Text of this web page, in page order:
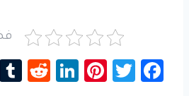
Fa
T
Pi
Li